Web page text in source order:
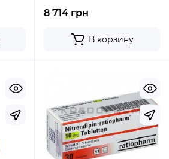
8 714 грн
В корзину